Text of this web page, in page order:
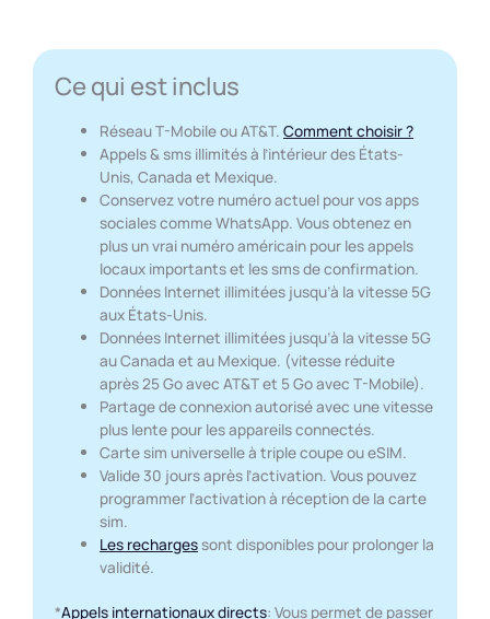
Ce qui est inclus
Réseau T-Mobile ou AT&T.Comment choisir ?
Appels & sms illimités à l’intérieur des États-
Unis, Canada et Mexique.
Conservez votre numéro actuel pour vos apps
sociales comme WhatsApp. Vous obtenez en
plus un vrai numéro américain pour les appels
locaux importants et les sms de confirmation.
Données Internet illimitées jusqu’à la vitesse 5G
aux États-Unis.
Données Internet illimitées jusqu’à la vitesse 5G
au Canada et au Mexique. (vitesse réduite
après 25 Go avec AT&T et 5 Go avec T-Mobile).
Partage de connexion autorisé avec une vitesse
plus lente pour les appareils connectés.
Carte sim universelle à triple coupe ou eSIM.
Valide 30 jours après l’activation. Vous pouvez
programmer l’activation à réception de la carte
sim.
Les rechargessont disponibles pour prolonger la
validité.
*Appels internationaux directs: Vous permet de passer